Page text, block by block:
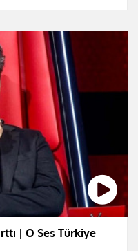
| O Ses Türkiye